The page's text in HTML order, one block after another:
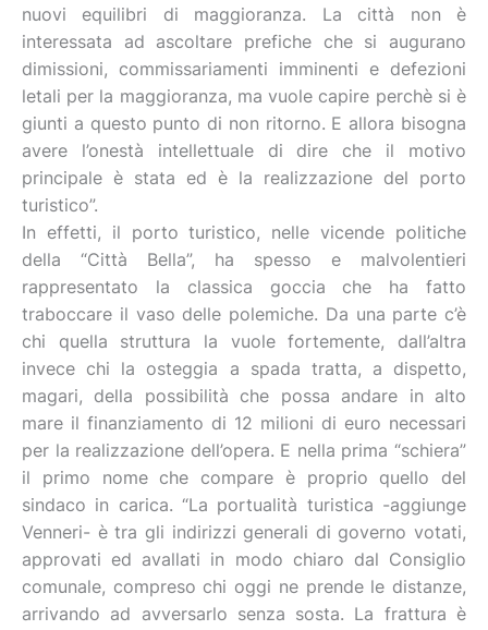
nuovi equilibri di maggioranza. La città non è
interessata ad ascoltare prefiche che si augurano
dimissioni, commissariamenti imminenti e defezioni
letali per la maggioranza, ma vuole capire perchè si è
giunti a questo punto di non ritorno. E allora bisogna
avere l’onestà intellettuale di dire che il motivo
principale è stata ed è la realizzazione del porto
turistico”.
In effetti, il porto turistico, nelle vicende politiche
della “Città Bella”, ha spesso e malvolentieri
rappresentato la classica goccia che ha fatto
traboccare il vaso delle polemiche. Da una parte c’è
chi quella struttura la vuole fortemente, dall’altra
invece chi la osteggia a spada tratta, a dispetto,
magari, della possibilità che possa andare in alto
mare il finanziamento di 12 milioni di euro necessari
per la realizzazione dell’opera. E nella prima “schiera”
il primo nome che compare è proprio quello del
sindaco in carica. “La portualità turistica -aggiunge
Venneri- è tra gli indirizzi generali di governo votati,
approvati ed avallati in modo chiaro dal Consiglio
comunale, compreso chi oggi ne prende le distanze,
arrivando ad avversarlo senza sosta. La frattura è